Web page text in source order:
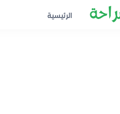
الرئيسية